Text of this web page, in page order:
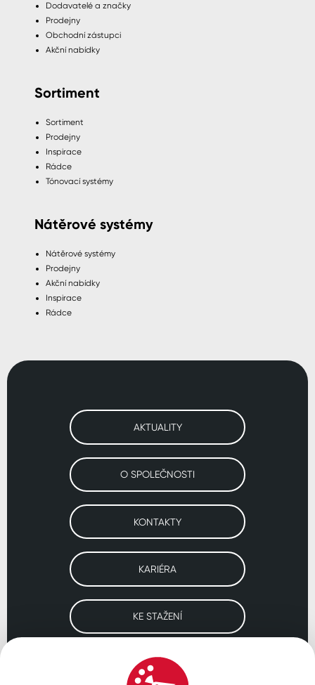
Dodavatelé a značky
Prodejny
Obchodní zástupci
Akční nabídky
Sortiment
Sortiment
Prodejny
Inspirace
Rádce
Tónovací systémy
Nátěrové systémy
Nátěrové systémy
Prodejny
Akční nabídky
Inspirace
Rádce
AKTUALITY
O SPOLEČNOSTI
KONTAKTY
KARIÉRA
KE STAŽENÍ
Navštivte naše pobočky